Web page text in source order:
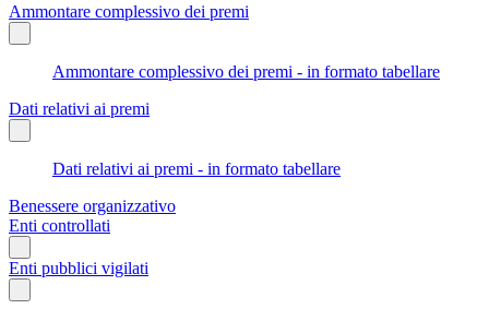
Ammontare complessivo dei premi
Ammontare complessivo dei premi - in formato tabellare
Dati relativi ai premi
Dati relativi ai premi - in formato tabellare
Benessere organizzativo
Enti controllati
Enti pubblici vigilati